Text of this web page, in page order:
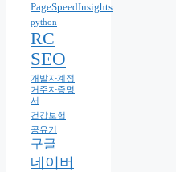
PageSpeedInsights
python
RC
SEO
개발자계정
거주자증명
서
건강보험
공유기
구글
네이버